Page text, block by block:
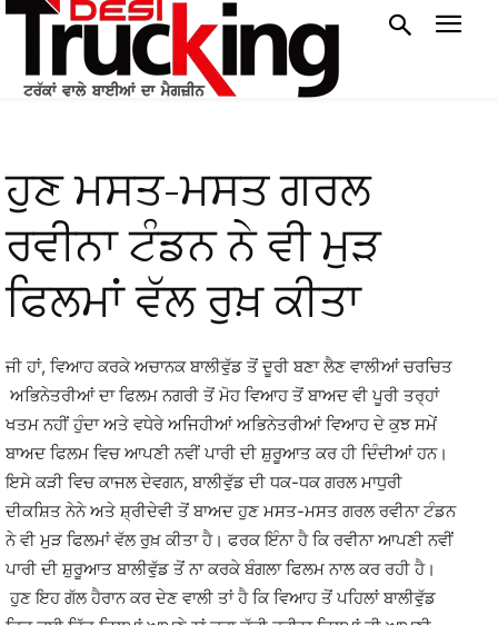
ਹੁਣ ਮਸਤ-ਮਸਤ ਗਰਲ
ਰਵੀਨਾ ਟੰਡਨ ਨੇ ਵੀ ਮੁੜ
ਫਿਲਮਾਂ ਵੱਲ ਰੁਖ਼ ਕੀਤਾ
ਜੀ ਹਾਂ, ਵਿਆਹ ਕਰਕੇ ਅਚਾਨਕ ਬਾਲੀਵੁੱਡ ਤੋਂ ਦੂਰੀ ਬਣਾ ਲੈਣ ਵਾਲੀਆਂ ਚਰਚਿਤ
ਅਭਿਨੇਤਰੀਆਂ ਦਾ ਫਿਲਮ ਨਗਰੀ ਤੋਂ ਮੋਹ ਵਿਆਹ ਤੋਂ ਬਾਅਦ ਵੀ ਪੂਰੀ ਤਰ੍ਹਾਂ
ਖਤਮ ਨਹੀਂ ਹੁੰਦਾ ਅਤੇ ਵਧੇਰੇ ਅਜਿਹੀਆਂ ਅਭਿਨੇਤਰੀਆਂ ਵਿਆਹ ਦੇ ਕੁਝ ਸਮੇਂ
ਬਾਅਦ ਫਿਲਮ ਵਿਚ ਆਪਣੀ ਨਵੀਂ ਪਾਰੀ ਦੀ ਸ਼ੁਰੂਆਤ ਕਰ ਹੀ ਦਿੰਦੀਆਂ ਹਨ।
ਇਸੇ ਕੜੀ ਵਿਚ ਕਾਜਲ ਦੇਵਗਨ, ਬਾਲੀਵੁੱਡ ਦੀ ਧਕ-ਧਕ ਗਰਲ ਮਾਧੁਰੀ
ਦੀਕਸ਼ਿਤ ਨੇਨੇ ਅਤੇ ਸ਼੍ਰੀਦੇਵੀ ਤੋਂ ਬਾਅਦ ਹੁਣ ਮਸਤ-ਮਸਤ ਗਰਲ ਰਵੀਨਾ ਟੰਡਨ
ਨੇ ਵੀ ਮੁੜ ਫਿਲਮਾਂ ਵੱਲ ਰੁਖ਼ ਕੀਤਾ ਹੈ। ਫਰਕ ਇੰਨਾ ਹੈ ਕਿ ਰਵੀਨਾ ਆਪਣੀ ਨਵੀਂ
ਪਾਰੀ ਦੀ ਸ਼ੁਰੂਆਤ ਬਾਲੀਵੁੱਡ ਤੋਂ ਨਾ ਕਰਕੇ ਬੰਗਲਾ ਫਿਲਮ ਨਾਲ ਕਰ ਰਹੀ ਹੈ।
ਹੁਣ ਇਹ ਗੱਲ ਹੈਰਾਨ ਕਰ ਦੇਣ ਵਾਲੀ ਤਾਂ ਹੈ ਕਿ ਵਿਆਹ ਤੋਂ ਪਹਿਲਾਂ ਬਾਲੀਵੁੱਡ